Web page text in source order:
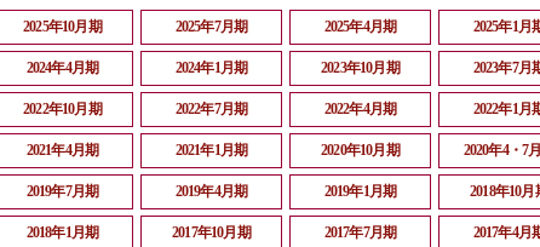
2025年10月期 2025年7月期 2025年4月期 2025年1月
2024年4月期 2024年1月期 2023年10月期 2023年7月
2022年10月期 2022年7月期 2022年4月期 2022年1月
2021年4月期 2021年1月期 2020年10月期 2020年4・7
2019年7月期 2019年4月期 2019年1月期 2018年10月
2018年1月期 2017年10月期 2017年7月期 2017年4月